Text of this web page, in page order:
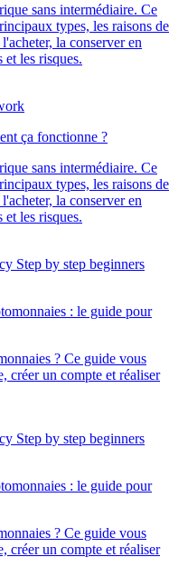
sans intermédiaire. Ce
types, les raisons de
la conserver en
et les risques.
ça fonctionne ?
sans intermédiaire. Ce
types, les raisons de
la conserver en
et les risques.
: le guide pour
? Ce guide vous
créer un compte et réaliser
: le guide pour
? Ce guide vous
créer un compte et réaliser